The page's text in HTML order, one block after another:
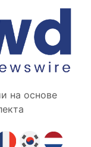
на основе